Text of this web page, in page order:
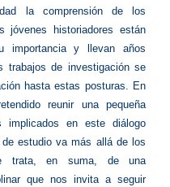
la comprensión de los
jóvenes historiadores están
importancia y llevan años
trabajos de investigación se
hasta estas posturas. En
reunir una pequeña
implicados en este diálogo
estudio va más allá de los
trata, en suma, de una
que nos invita a seguir